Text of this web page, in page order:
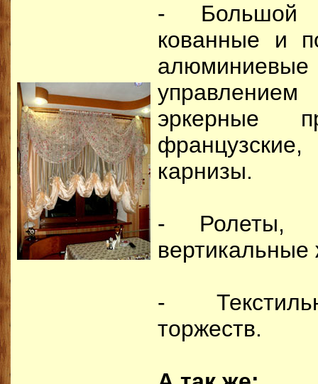
- Большой
кованные и
эркерные
карнизы.
- Ролеты,
-
торжеств.